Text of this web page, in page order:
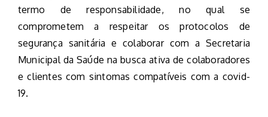
termo de responsabilidade, no qual se
comprometem a respeitar os protocolos de
segurança sanitária e colaborar com a Secretaria
Municipal da Saúde na busca ativa de colaboradores
e clientes com sintomas compatíveis com a covid-
19.